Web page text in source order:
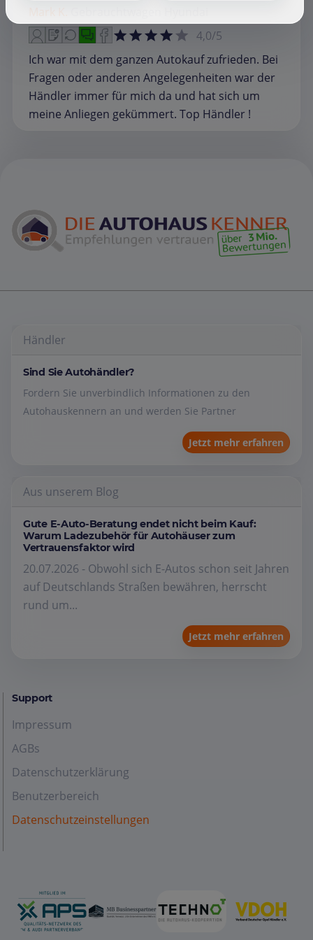
4,0/5
Ich war mit dem ganzen Autokauf zufrieden. Bei
Fragen oder anderen Angelegenheiten war der
Händler immer für mich da und hat sich um
meine Anliegen gekümmert. Top Händler !
Händler
Sind Sie Autohändler?
Fordern Sie unverbindlich Informationen zu den
Autohauskennern an und werden Sie Partner
Jetzt mehr erfahren
Aus unserem Blog
Gute E-Auto-Beratung endet nicht beim Kauf:
Warum Ladezubehör für Autohäuser zum
Vertrauensfaktor wird
20.07.2026 - Obwohl sich E-Autos schon seit Jahren
auf Deutschlands Straßen bewähren, herrscht
rund um...
Jetzt mehr erfahren
Support
Impressum
AGBs
Datenschutzerklärung
Benutzerbereich
Datenschutzeinstellungen